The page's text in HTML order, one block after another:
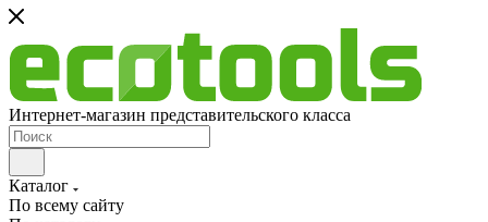
Интернет-магазин представительского класса
Каталог
По всему сайту